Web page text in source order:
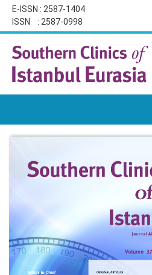
E-ISSN : 2587-1404
ISSN : 2587-0998